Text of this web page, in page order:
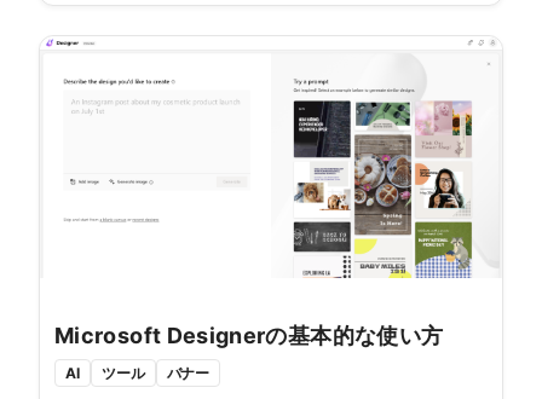
Microsoft Designerの基本的な使い方
AI ツール
バナー